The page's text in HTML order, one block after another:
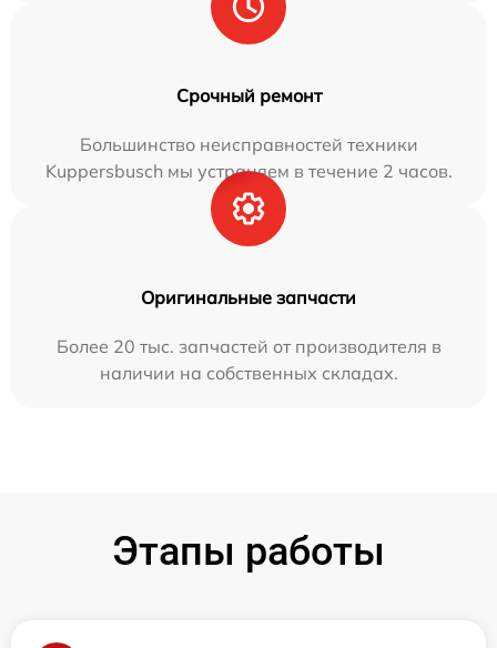
Срочный ремонт
Большинство неисправностей техники
Kuppersbusch мы устраняем в течение 2 часов.
Оригинальные запчасти
Более 20 тыс. запчастей от производителя в
наличии на собственных складах.
Этапы работы